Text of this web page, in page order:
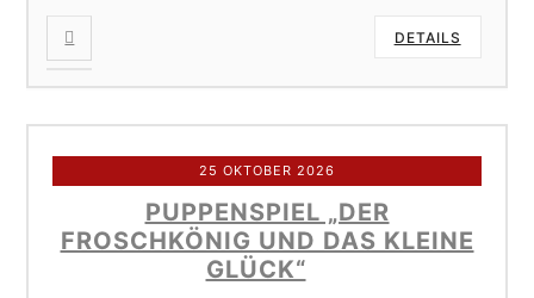
DETAILS
25 OKTOBER 2026
PUPPENSPIEL „DER
FROSCHKÖNIG UND DAS KLEINE
GLÜCK“